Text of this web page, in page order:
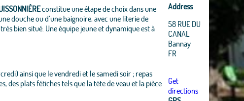
constitue une étape de choix dans une
douche ou d’une baignoire, avec une literie de
bien situé. Une équipe jeune et dynamique est à
ainsi que le vendredi et le samedi soir ; repas
des plats fétiches tels que la tête de veau et la pièce
Address
58 RUE DU
CANAL
Bannay
FR
Get
directions